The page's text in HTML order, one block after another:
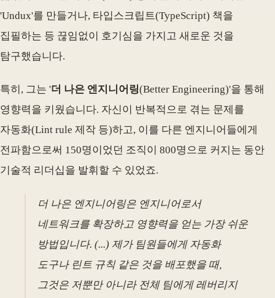
'Undux'를 만들거나, 타입스크립트(TypeScript) 책을
집필하는 등 끊임없이 호기심을 가지고 새로운 것을
탐구했습니다.
특히, 그는 '더 나은 엔지니어링(Better Engineering)'을 통해
영향력을 키웠습니다. 자신이 반복적으로 겪는 문제를
자동화(Lint rule 제작 등)하고, 이를 다른 엔지니어들에게
전파함으로써 150명이었던 조직이 800명으로 커지는 동안
기술적 리더십을 발휘할 수 있었죠.
더 나은 엔지니어링은 엔지니어로서
네트워크를 확장하고 영향력을 얻는 가장 쉬운
방법입니다. (...) 제가 팀원들에게 자동화
도구나 린트 규칙 같은 것을 배포했을 때,
그것은 저뿐만 아니라 전체 팀에게 레버리지